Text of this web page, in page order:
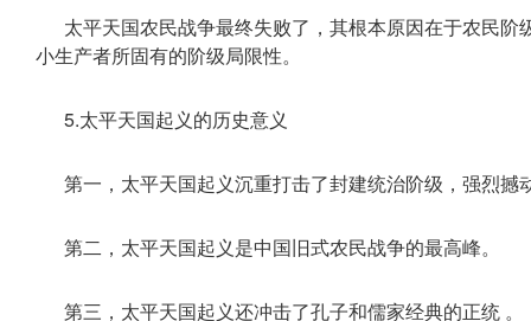
太平天国农民战争最终失败了，其根本原因在于农民
小生产者所固有的阶级局限性。
5.太平天国起义的历史意义
第一，太平天国起义沉重打击了封建统治阶级，强烈撼
第二，太平天国起义是中国旧式农民战争的最高峰。
第三，太平天国起义还冲击了孔子和儒家经典的正统 。